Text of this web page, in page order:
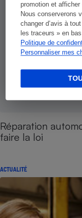
promotion et
Nous conserverons
changer d’avis à
les traceurs » en
Politique de
Personnaliser mes
Réparation
faire la loi
ACTUALITÉ